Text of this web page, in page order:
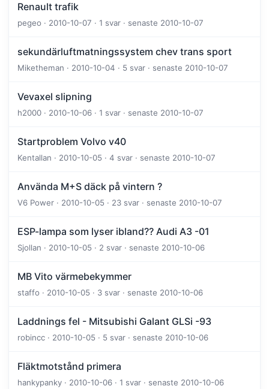
Renault trafik
pegeo · 2010-10-07 · 1 svar · senaste 2010-10-07
sekundärluftmatningssystem chev trans sport
Miketheman · 2010-10-04 · 5 svar · senaste 2010-10-07
Vevaxel slipning
h2000 · 2010-10-06 · 1 svar · senaste 2010-10-07
Startproblem Volvo v40
Kentallan · 2010-10-05 · 4 svar · senaste 2010-10-07
Använda M+S däck på vintern ?
V6 Power · 2010-10-05 · 23 svar · senaste 2010-10-07
ESP-lampa som lyser ibland?? Audi A3 -01
Sjollan · 2010-10-05 · 2 svar · senaste 2010-10-06
MB Vito värmebekymmer
staffo · 2010-10-05 · 3 svar · senaste 2010-10-06
Laddnings fel - Mitsubishi Galant GLSi -93
robincc · 2010-10-05 · 5 svar · senaste 2010-10-06
Fläktmotstånd primera
hankypanky · 2010-10-06 · 1 svar · senaste 2010-10-06